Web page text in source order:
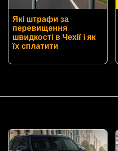
Які штрафи за
перевищення
швидкості в Чехії і як
їх сплатити